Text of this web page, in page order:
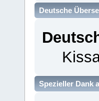
Deutsche
Spezieller Dank